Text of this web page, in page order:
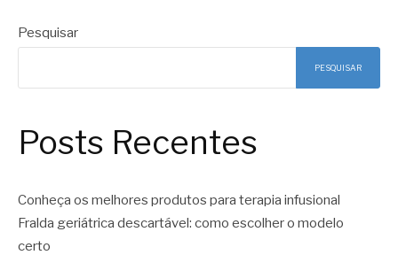
Pesquisar
PESQUISAR
Posts Recentes
Conheça os melhores produtos para terapia infusional
Fralda geriátrica descartável: como escolher o modelo
certo